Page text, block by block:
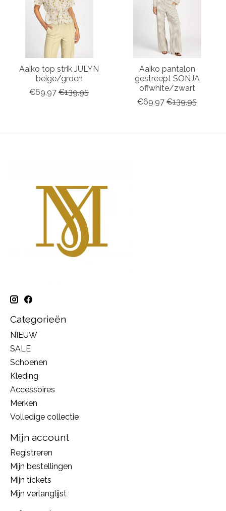
Aaiko top strik JULYN
beige/groen
€69,97 €139,95
Aaiko pantalon
gestreept SONJA
offwhite/zwart
€69,97 €139,95
Categorieën
NIEUW
SALE
Schoenen
Kleding
Accessoires
Merken
Volledige collectie
Mijn account
Registreren
Mijn bestellingen
Mijn tickets
Mijn verlanglijst